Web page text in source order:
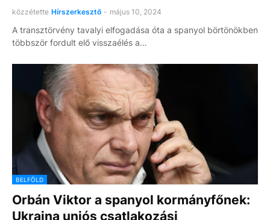
közzétette Hírszerkesztő - május 10, 2024
A transztörvény tavalyi elfogadása óta a spanyol börtönökben
többször fordult elő visszaélés a…
BELFÖLD
Orbán Viktor a spanyol kormányfőnek:
Ukrajna uniós csatlakozási